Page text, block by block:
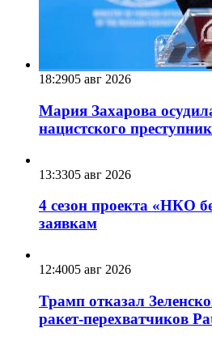
18:2905 авг 2026
Мария Захарова
нацистского
13:3305 авг 2026
4 сезон проекта «НКО
заявкам
12:4005 авг 2026
Трамп отказал
ракет-перехватчиков